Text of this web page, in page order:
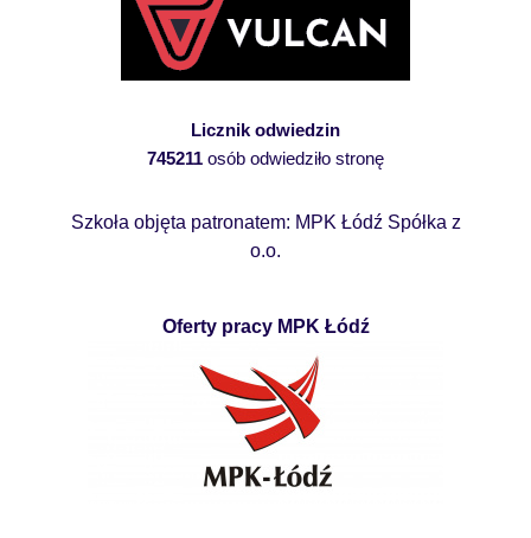
Licznik odwiedzin
745211 osób odwiedziło stronę
Szkoła objęta patronatem: MPK Łódź Spółka z
o.o.
Oferty pracy MPK Łódź